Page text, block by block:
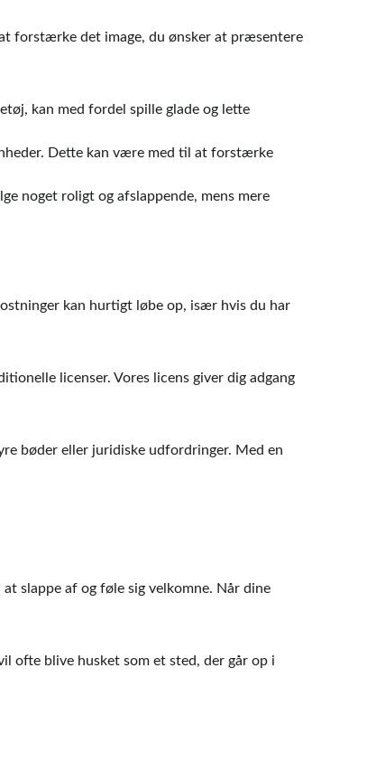
forstærke det image, du ønsker at præsentere
kan med fordel spille glade og lette
Dette kan være med til at forstærke
noget roligt og afslappende, mens mere
kan hurtigt løbe op, især hvis du har
licenser. Vores licens giver dig adgang
bøder eller juridiske udfordringer. Med en
slappe af og føle sig velkomne. Når dine
ofte blive husket som et sted, der går op i